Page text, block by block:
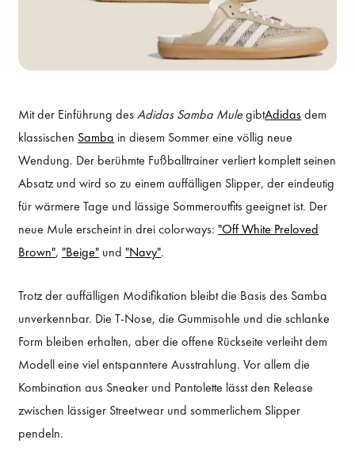
Mit der Einführung desAdidas Samba MulegibtAdidasdem
klassischen Samba in diesem Sommer eine völlig neue
Wendung. Der berühmte Fußballtrainer verliert komplett seinen
Absatz und wird so zu einem auffälligen Slipper, der eindeutig
für wärmere Tage und lässige Sommeroutfits geeignet ist. Der
neue Mule erscheint in drei colorways:"Off White Preloved
Brown","Beige" und"Navy".
Trotz der auffälligen Modifikation bleibt die Basis des Samba
unverkennbar. Die T-Nose, die Gummisohle und die schlanke
Form bleiben erhalten, aber die offene Rückseite verleiht dem
Modell eine viel entspanntere Ausstrahlung. Vor allem die
Kombination aus Sneaker und Pantolette lässt den Release
zwischen lässiger Streetwear und sommerlichem Slipper
pendeln.